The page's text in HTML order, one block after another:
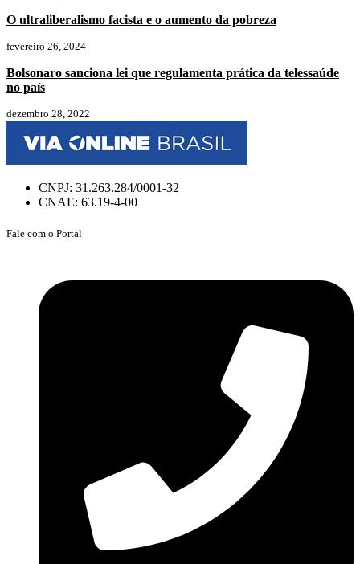
O ultraliberalismo facista e o aumento da pobreza
fevereiro 26, 2024
Bolsonaro sanciona lei que regulamenta prática da telessaúde
no país
dezembro 28, 2022
CNPJ: 31.263.284/0001-32
CNAE: 63.19-4-00
Fale com o Portal